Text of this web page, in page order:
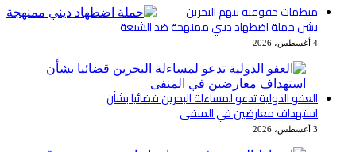
منظمات حقوقية تتهم البحرين
بشن حملة اضطهاد ديني ممنهجة ضد الشيعة
4 أغسطس، 2026
العفو الدولية تدعو لمساءلة البحرين قضائيا بشأن
استهداف معارضين في المنفى
3 أغسطس، 2026